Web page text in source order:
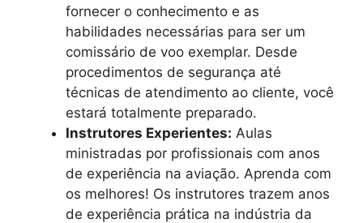
fornecer o conhecimento e as
habilidades necessárias para ser um
comissário de voo exemplar. Desde
procedimentos de segurança até
técnicas de atendimento ao cliente, você
estará totalmente preparado.
Instrutores Experientes: Aulas
ministradas por profissionais com anos
de experiência na aviação. Aprenda com
os melhores! Os instrutores trazem anos
de experiência prática na indústria da